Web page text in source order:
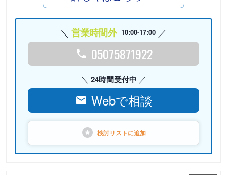
営業時間外 10:00-17:00
05075871922
24時間受付中
Webで相談
検討リストに追加